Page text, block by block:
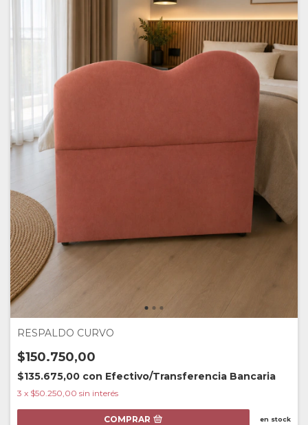
RESPALDO CURVO
$150.750,00
$135.675,00 con Efectivo/Transferencia Bancaria
3 x $50.250,00 sin interés
COMPRAR en stock